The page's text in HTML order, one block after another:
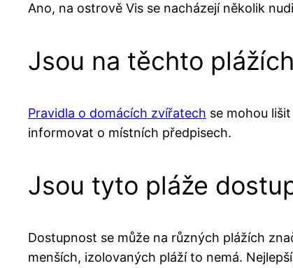
Ano, na ostrově Vis se nacházejí několik
Jsou na těchto
Pravidla o domácích zvířatech se mohou
informovat o místních předpisech.
Jsou tyto pláže
Dostupnost se může na různých plážích
menších, izolovaných pláží to nemá.